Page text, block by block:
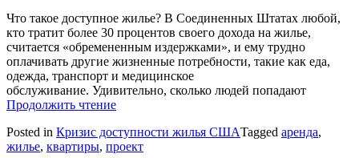
Что такое доступное жилье? В Соединенных Штатах любой,
кто тратит более 30 процентов своего дохода на жилье,
считается «обремененным издержками», и ему трудно
оплачивать другие жизненные потребности, такие как еда,
одежда, транспорт и медицинское
обслуживание. Удивительно, сколько людей попадают
Продолжить чтение
Posted in Кризис доступности жилья СШАTagged аренда,
жилье, квартиры, проект